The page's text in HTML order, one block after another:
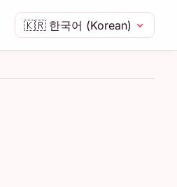
🇰🇷 한국어 (Korean)